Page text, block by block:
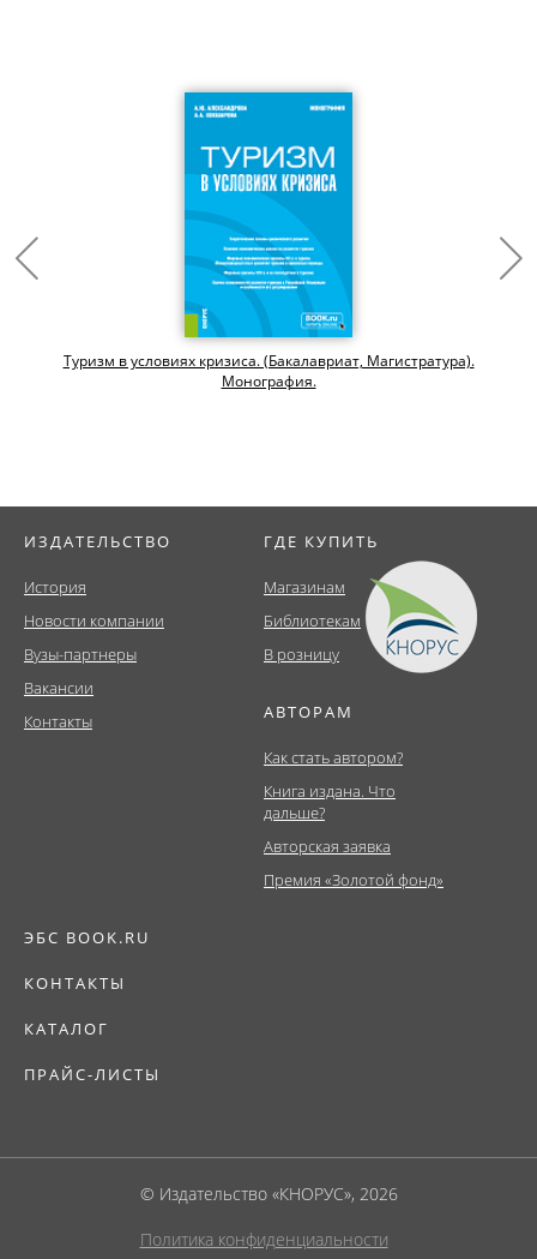
Туризм в условиях кризиса. (Бакалавриат, Магистратура).
Монография.
ИЗДАТЕЛЬСТВО
История
Новости компании
Вузы-партнеры
Вакансии
Контакты
ГДЕ КУПИТЬ
Магазинам
Библиотекам
В розницу
АВТОРАМ
Как стать автором?
Книга издана. Что
дальше?
Авторская заявка
Премия «Золотой фонд»
ЭБС BOOK.RU
КОНТАКТЫ
КАТАЛОГ
ПРАЙС-ЛИСТЫ
© Издательство «КНОРУС», 2026
Политика конфиденциальности